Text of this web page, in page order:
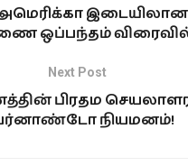
ஒப்பந்தம்
Next Post
பிரதம
நியமனம்!